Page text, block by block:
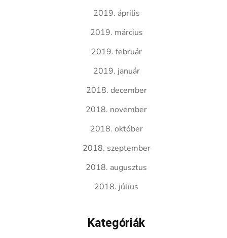
2019. április
2019. március
2019. február
2019. január
2018. december
2018. november
2018. október
2018. szeptember
2018. augusztus
2018. július
Kategóriák